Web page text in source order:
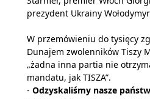
prezydent Ukrainy
W przemówieniu do tysięcy
Dunajem zwolenników Tiszy
„żadna inna partia nie
mandatu, jak TISZA”.
- Odzyskaliśmy nasze